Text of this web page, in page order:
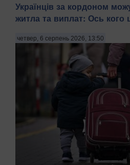
Українців за кордоном
житла та виплат: Ось кого
четвер, 6 серпень 2026, 13:50